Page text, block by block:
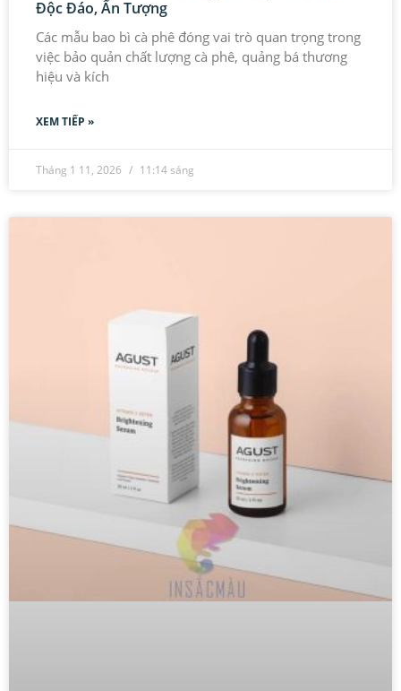
Độc Đáo, Ấn Tượng
Các mẫu bao bì cà phê đóng vai trò quan trọng trong
việc bảo quản chất lượng cà phê, quảng bá thương
hiệu và kích
XEM TIẾP »
Tháng 1 11, 2026 11:14 sáng